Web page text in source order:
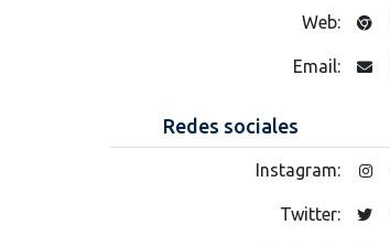
Web:
Email:
Redes sociales
Instagram:
Twitter: